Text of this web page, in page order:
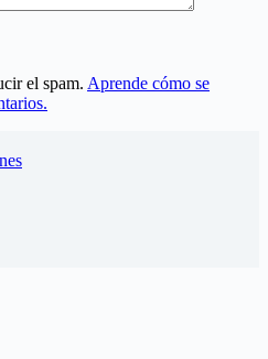
el spam. Aprende cómo se